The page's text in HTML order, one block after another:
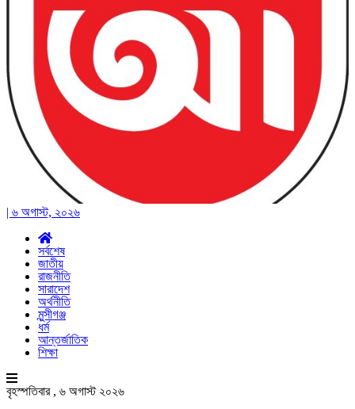
| ৬ অগাস্ট, ২০২৬
সর্বশেষ
জাতীয়
রাজনীতি
সারাদেশ
অর্থনীতি
মুন্সীগঞ্জ
ধর্ম
আন্তর্জাতিক
শিক্ষা
বৃহস্পতিবার , ৬ অগাস্ট ২০২৬